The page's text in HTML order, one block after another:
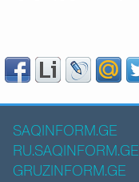
SAQINFORM.GE
RU.SAQINFORM.GE
GRUZINFORM.GE